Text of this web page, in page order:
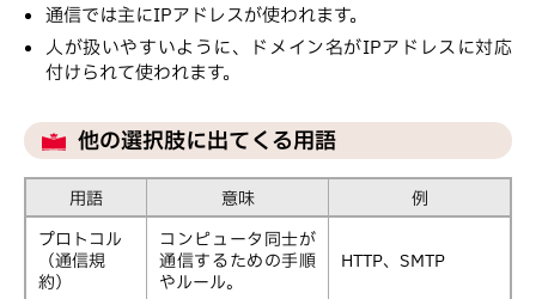
通信では主にIPアドレスが使われます。
人が扱いやすいように、ドメイン名がIPアドレスに対応
付けられて使われます。
他の選択肢に出てくる用語
用語 意味
例
プロトコル
（通信規
約）
コンピュータ同士が
通信するための手順
やルール。
HTTP、SMTP